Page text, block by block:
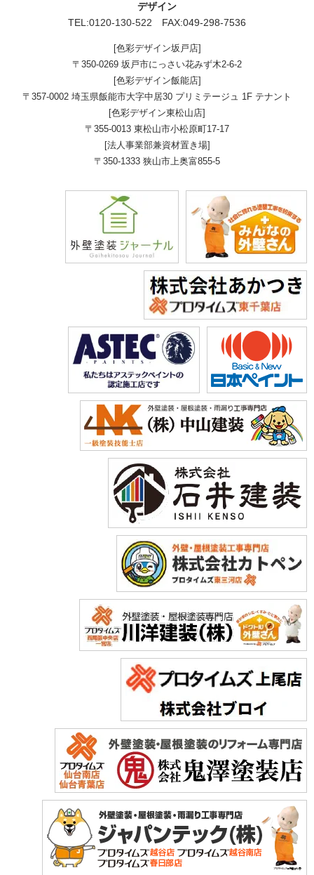
デザイン
TEL:0120-130-522 FAX:049-298-7536
[色彩デザイン坂戸店]
〒350-0269 坂戸市にっさい花みず木2-6-2
[色彩デザイン飯能店]
〒357-0002 埼玉県飯能市大字中居30 プリミテージュ 1F テナント
[色彩デザイン東松山店]
〒355-0013 東松山市小松原町17-17
[法人事業部兼資材置き場]
〒350-1333 狭山市上奥富855-5